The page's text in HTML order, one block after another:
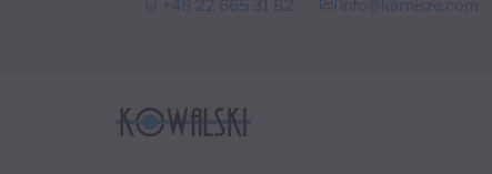
+48 22 665 31 82 info@karnisze.com